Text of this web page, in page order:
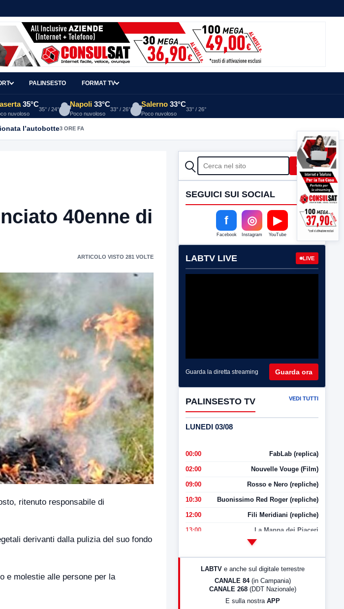
PALINSESTO FORMAT TV
35°C
nuvoloso
35° / 24°
Napoli 33°C
Poco nuvoloso
33° / 26°
Salerno 33°C
Poco nuvoloso
33° / 26°
l’autobotte3 ORE FA
40enne di
ARTICOLO VISTO 281 VOLTE
ritenuto responsabile di
derivanti dalla pulizia del suo fondo
e molestie alle persone per la
CERCA Cerca
SEGUICI SUI SOCIAL
f
Facebook
◎
Instagram
▶
YouTube
LABTV LIVE LIVE
Guarda la diretta streaming Guarda ora
PALINSESTO TV VEDI TUTTI
LUNEDI 03/08
00:00 FabLab (replica)
02:00 Nouvelle Vouge (Film)
09:00 Rosso e Nero (repliche)
10:30 Buonissimo Red Roger (repliche)
12:00 Fili Meridiani (repliche)
13:00 La Mappa dei Piaceri
LabNews (Diretta)
LABTV e anche sul digitale terrestre
CANALE 84 (in Campania)
CANALE 268 (DDT Nazionale)
E sulla nostra APP